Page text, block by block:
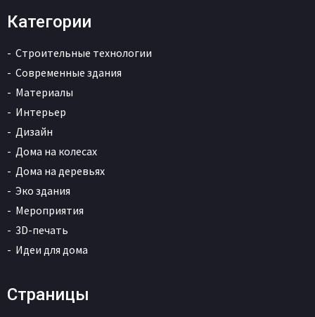
Категории
Строительные технологии
Современные здания
Материалы
Интерьер
Дизайн
Дома на колесах
Дома на деревьях
Эко здания
Мероприятия
3D-печать
Идеи для дома
Страницы